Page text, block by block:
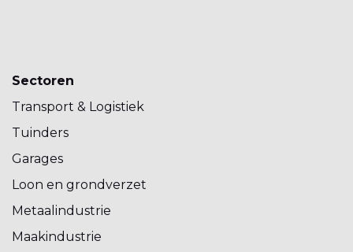
Sectoren
Transport & Logistiek
Tuinders
Garages
Loon en grondverzet
Metaalindustrie
Maakindustrie